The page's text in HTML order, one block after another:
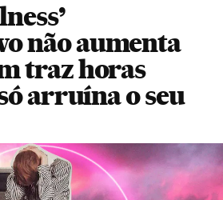
não aumenta
traz horas
arruína o seu